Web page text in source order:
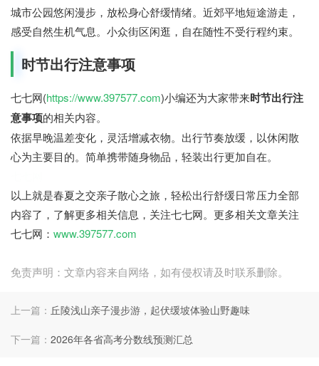
城市公园悠闲漫步，放松身心舒缓情绪。近郊平地短途游走，
感受自然生机气息。小众街区闲逛，自在随性不受行程约束。
时节出行注意事项
七七网(https://www.397577.com)小编还为大家带来时节出行注
意事项的相关内容。
依据早晚温差变化，灵活增减衣物。出行节奏放缓，以休闲散
心为主要目的。简单携带随身物品，轻装出行更加自在。
以上就是春夏之交亲子散心之旅，轻松出行舒缓日常压力全部
内容了，了解更多相关信息，关注七七网。更多相关文章关注
七七网： www.397577.com
免责声明：文章内容来自网络，如有侵权请及时联系删除。
上一篇： 丘陵浅山亲子漫步游，起伏缓坡体验山野趣味
下一篇： 2026年各省高考分数线预测汇总